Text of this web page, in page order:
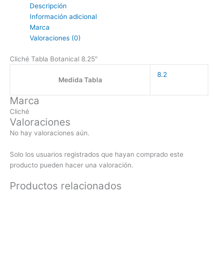
Descripción
Información adicional
Marca
Valoraciones (0)
Cliché Tabla Botanical 8.25″
Medida Tabla
8.2
Marca
Cliché
Valoraciones
No hay valoraciones aún.
Solo los usuarios registrados que hayan comprado este
producto pueden hacer una valoración.
Productos relacionados